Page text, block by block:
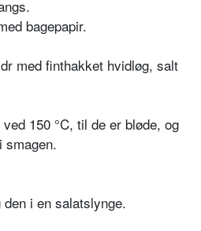
bagepapir.
med finthakket hvidløg, salt
150 °C, til de er bløde, og
smagen.
i en salatslynge.